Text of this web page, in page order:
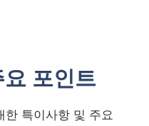
포인트
한 특이사항 및 주요